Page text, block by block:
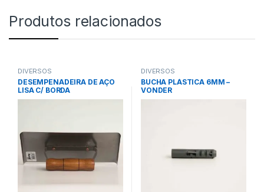
Produtos relacionados
DIVERSOS
DESEMPENADEIRA DE AÇO
LISA C/ BORDA
ARREDONDADA 255X12MM –
DIVERSOS
BUCHA PLÁSTICA 6MM –
VONDER